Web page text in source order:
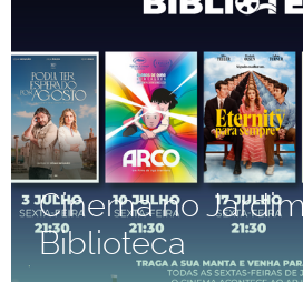
Cinema no
Biblioteca